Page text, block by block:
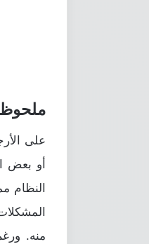
على
أو بعض
النظام
منه.